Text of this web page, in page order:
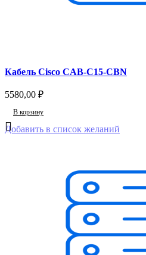
Кабель Cisco CAB-C15-CBN
5580,00 ₽
В корзину
Добавить в список желаний